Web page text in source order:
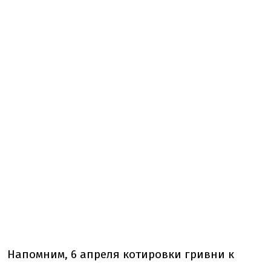
Напомним, 6 апреля котировки гривни к